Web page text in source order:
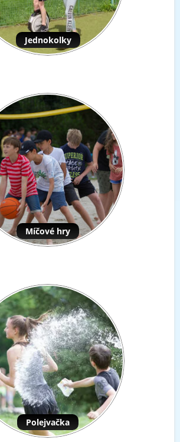
Jednokolky
Míčové hry
Polejvačka